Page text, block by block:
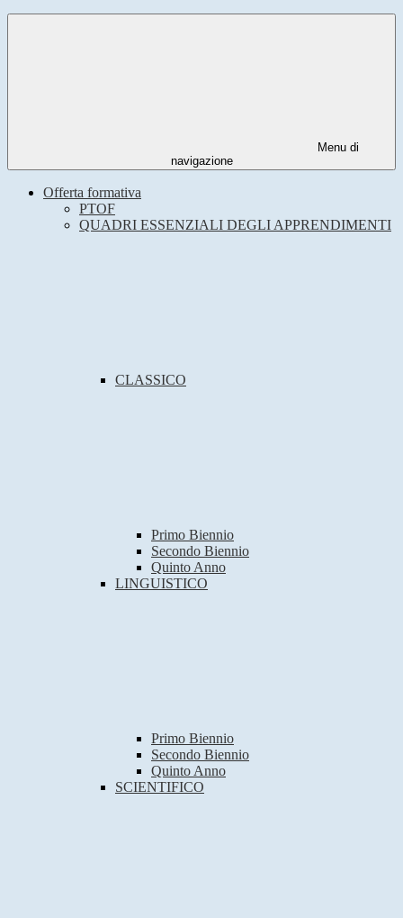
Menu di
navigazione
Offerta formativa
PTOF
QUADRI ESSENZIALI DEGLI APPRENDIMENTI
CLASSICO
Primo Biennio
Secondo Biennio
Quinto Anno
LINGUISTICO
Primo Biennio
Secondo Biennio
Quinto Anno
SCIENTIFICO